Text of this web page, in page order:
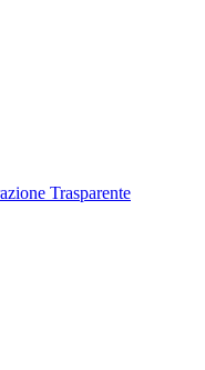
Trasparente